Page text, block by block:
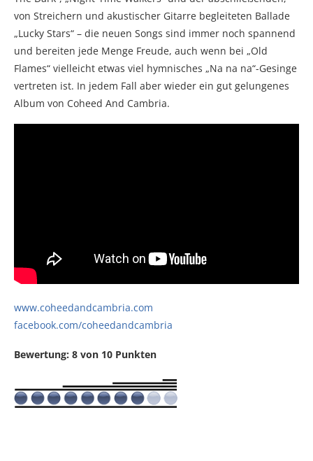
von Streichern und akustischer Gitarre begleiteten Ballade
„Lucky Stars“ – die neuen Songs sind immer noch spannend
und bereiten jede Menge Freude, auch wenn bei „Old
Flames“ vielleicht etwas viel hymnisches „Na na na“-Gesinge
vertreten ist. In jedem Fall aber wieder ein gut gelungenes
Album von Coheed And Cambria.
www.coheedandcambria.com
facebook.com/coheedandcambria
Bewertung: 8 von 10 Punkten